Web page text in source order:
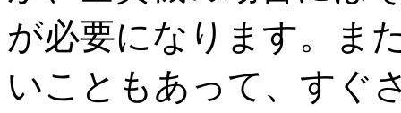
が必要になります。ま
いこともあって、すぐ